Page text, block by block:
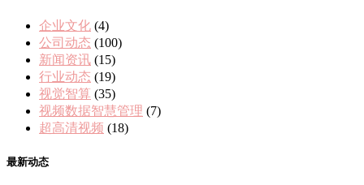
企业文化 (4)
公司动态 (100)
新闻资讯 (15)
行业动态 (19)
视觉智算 (35)
视频数据智慧管理 (7)
超高清视频 (18)
最新动态